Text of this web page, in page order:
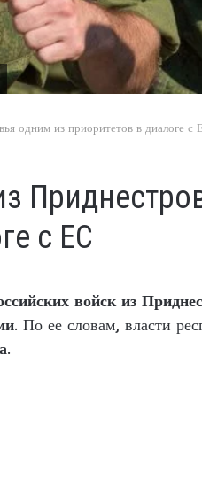
одним из приоритетов в диалоге с
с ЕС
войск из
. По ее словам, власти
.